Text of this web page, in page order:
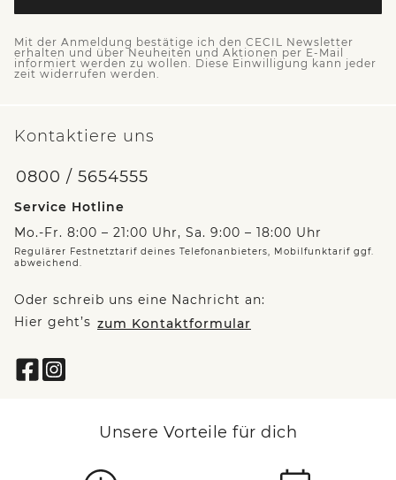
Mit der Anmeldung bestätige ich den CECIL Newsletter
erhalten und über Neuheiten und Aktionen per E-Mail
informiert werden zu wollen. Diese Einwilligung kann jeder
zeit widerrufen werden.
Kontaktiere uns
0800 / 5654555
Service Hotline
Mo.-Fr. 8:00 – 21:00 Uhr, Sa. 9:00 – 18:00 Uhr
Regulärer Festnetztarif deines Telefonanbieters, Mobilfunktarif ggf.
abweichend.
Oder schreib uns eine Nachricht an:
Hier geht’s zum Kontaktformular
Unsere Vorteile für dich